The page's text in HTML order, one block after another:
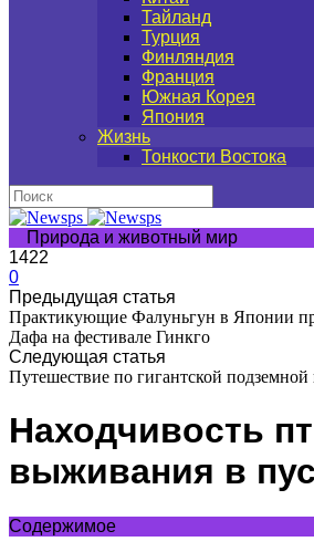
Тайланд
Турция
Финляндия
Франция
Южная Корея
Япония
Жизнь
Тонкости Востока
Природа и животный мир
1422
0
Предыдущая статья
Практикующие Фалуньгун в Японии
Дафа на фестивале Гинкго
Следующая статья
Путешествие по гигантской подземной
Находчивость
выживания в
Содержимое